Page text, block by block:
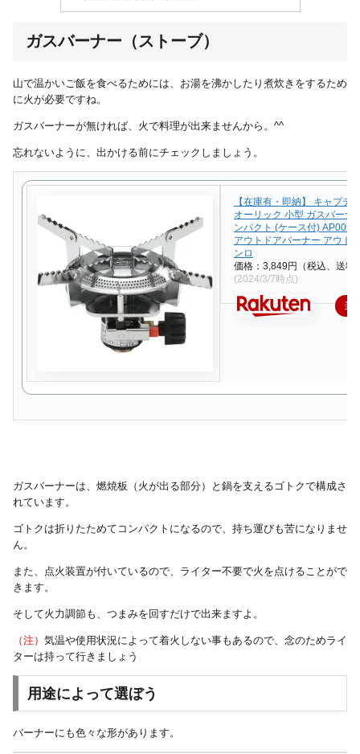
ガスバーナー（ストーブ）
山で温かいご飯を食べるためには、お湯を沸かしたり煮炊きをするため
に火が必要ですね。
ガスバーナーが無ければ、火で料理が出来ませんから。^^
忘れないように、出かける前にチェックしましょう。
【在庫有・即納】 キャプテ
オーリック 小型 ガスバーナ
ンパクト (ケース付)
アウトドアバーナー アウト
ンロ
価格：3,849円（税込、送料
(2024/3/7時点)
楽
ガスバーナーは、燃焼板（火が出る部分）と鍋を支えるゴトクで構成さ
れています。
ゴトクは折りたためてコンパクトになるので、持ち運びも苦になりませ
ん。
また、点火装置が付いているので、ライター不要で火を点けることがで
きます。
そして火力調節も、つまみを回すだけで出来ますよ。
（注） 気温や使用状況によって着火しない事もあるので、念のためライ
ターは持って行きましょう
用途によって選ぼう
バーナーにも色々な形があります。